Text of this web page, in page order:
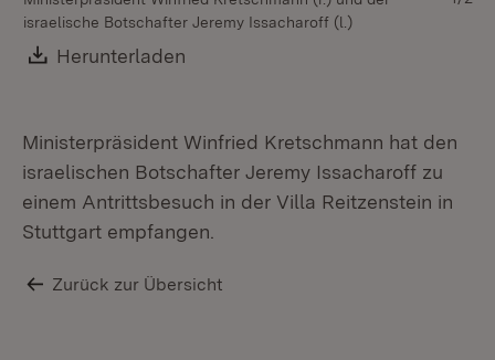
israelische Botschafter Jeremy Issacharoff (l.)
Download:
Herunterladen
Ministerpräsident Winfried Kretschmann hat den
israelischen Botschafter Jeremy Issacharoff zu
einem Antrittsbesuch in der Villa Reitzenstein in
Stuttgart empfangen.
Zurück zur Übersicht